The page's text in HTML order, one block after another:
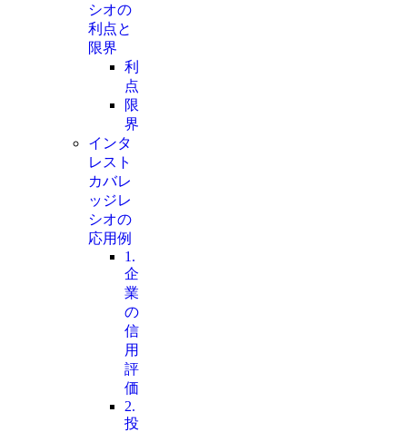
シオの
利点と
限界
利
点
限
界
インタ
レスト
カバレ
ッジレ
シオの
応用例
1.
企
業
の
信
用
評
価
2.
投